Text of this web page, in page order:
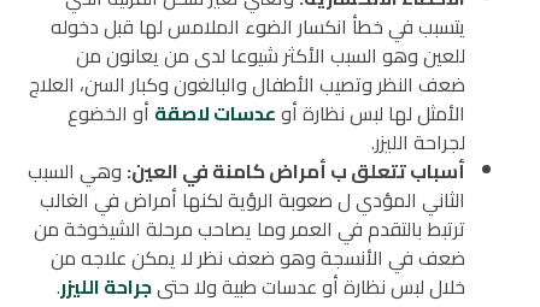
يتسبب في خطأ انكسار الضوء الملامس لها قبل دخوله
للعين وهو السبب الأكثر شيوعا لدى من يعانون من
ضعف النظر وتصيب الأطفال والبالغون وكبار السن، العلاج
الأمثل لها لبس نظارة أوعدسات لاصقة أو الخضوع
لجراحة الليزر.
أسباب تتعلق ب أمراض كامنة في العين: وهي السبب
الثاني المؤدي ل صعوبة الرؤية لكنها أمراض في الغالب
ترتبط بالتقدم في العمر وما يصاحب مرحلة الشيخوخة من
ضعف في الأنسجة وهو ضعف نظر لا يمكن علاجه من
خلال لبس نظارة أو عدسات طبية ولا حتىجراحة الليزر.